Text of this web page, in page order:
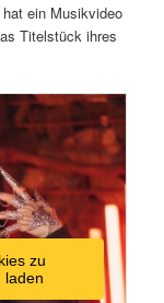
ein Musikvideo
Titelstück ihres
zu
laden